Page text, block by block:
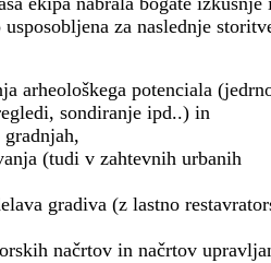
za naslednje
arheološkega potenciala
sondiranje ipd..) in
(tudi v zahtevnih urbanih
gradiva (z lastno
načrtov in načrtov